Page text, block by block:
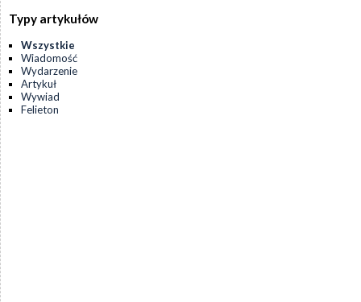
Typy artykułów
Wszystkie
Wiadomość
Wydarzenie
Artykuł
Wywiad
Felieton